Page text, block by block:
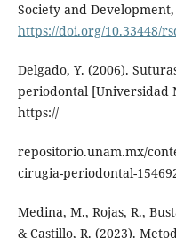
Society and
https://doi.org/10.33448/
Delgado, Y. (2006).
periodontal [Universidad
https://
repositorio.unam.mx/
cirugia-periodontal-
Medina, M., Rojas, R.,
& Castillo, R. (2023).